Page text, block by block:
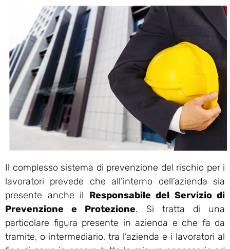
Il complesso sistema di prevenzione del rischio per i
lavoratori prevede che all’interno dell’azienda sia
presente anche il Responsabile del Servizio di
Prevenzione e Protezione. Si tratta di una
particolare figura presente in azienda e che fa da
tramite, o intermediario, tra l’azienda e i lavoratori al